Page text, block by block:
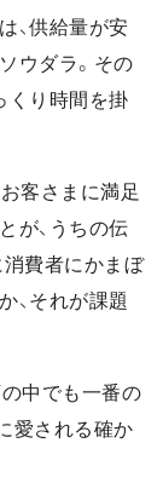
、供給量が安
ウダラ。その
くり時間を掛
客さまに満足
が、うちの伝
消費者にかまぼ
、それが課題
中でも一番の
愛される確か